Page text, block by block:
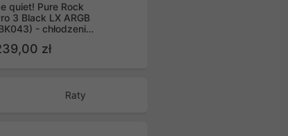
quiet! Pure Rock
3 Black LX ARGB
- chłodzenie
zł
Raty